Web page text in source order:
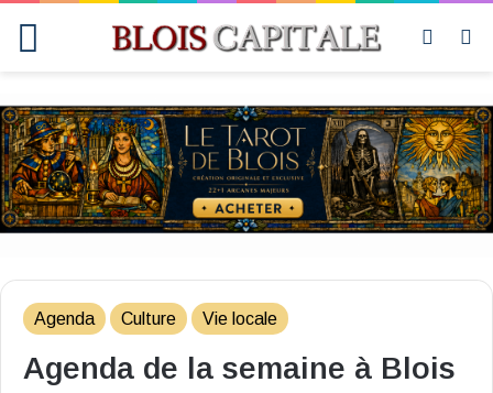
Switch
Agenda Culture Vie locale
Agenda de la semaine à Blois